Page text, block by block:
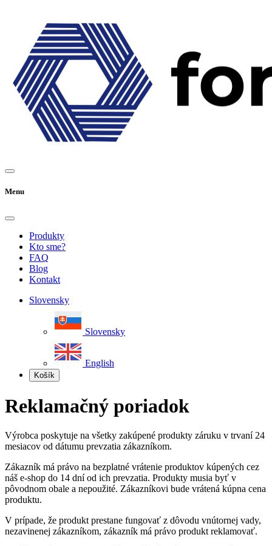
Menu
Produkty
Kto sme?
FAQ
Blog
Kontakt
Slovensky
Slovensky
English
Košík
Reklamačný poriadok
Výrobca poskytuje na všetky zakúpené produkty záruku v trvaní 24
mesiacov od dátumu prevzatia zákazníkom.
Zákazník má právo na bezplatné vrátenie produktov kúpených cez
náš e-shop do 14 dní od ich prevzatia. Produkty musia byť v
pôvodnom obale a nepoužité. Zákazníkovi bude vrátená kúpna cena
produktu.
V prípade, že produkt prestane fungovať z dôvodu vnútornej vady,
nezavinenej zákazníkom, zákazník má právo produkt reklamovať.